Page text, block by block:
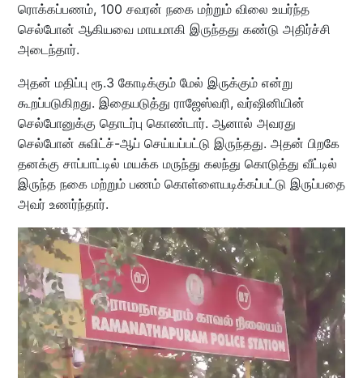
ரொக்கப்பணம், 100 சவரன் நகை மற்றும் விலை உயர்ந்த
செல்போன் ஆகியவை மாயமாகி இருந்தது கண்டு அதிர்ச்சி
அடைந்தார்.
அதன் மதிப்பு ரூ.3 கோடிக்கும் மேல் இருக்கும் என்று
கூறப்படுகிறது. இதையடுத்து ராஜேஸ்வரி, வர்ஷினியின்
செல்போனுக்கு தொடர்பு கொண்டார். ஆனால் அவரது
செல்போன் சுவிட்ச்-ஆப் செய்யப்பட்டு இருந்தது. அதன் பிறகே
தனக்கு சாப்பாட்டில் மயக்க மருந்து கலந்து கொடுத்து வீட்டில்
இருந்த நகை மற்றும் பணம் கொள்ளையடிக்கப்பட்டு இருப்பதை
அவர் உணர்ந்தார்.